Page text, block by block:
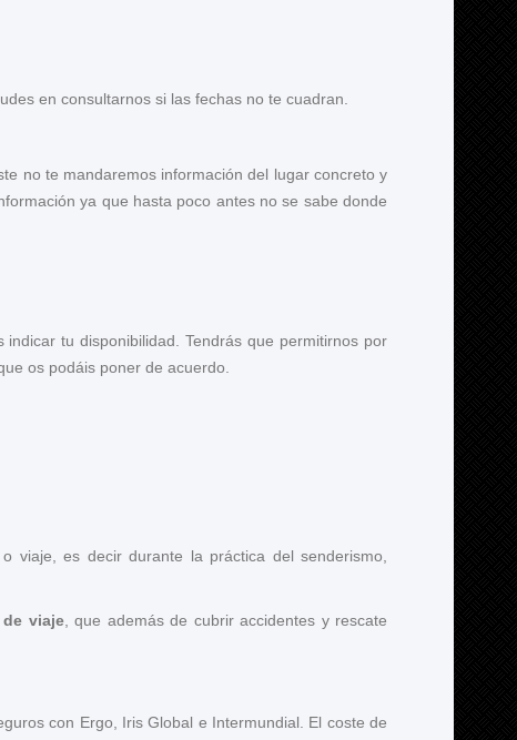
en consultarnos si las fechas no te cuadran.
no te mandaremos información del lugar concreto y
ya que hasta poco antes no se sabe donde
tu disponibilidad. Tendrás que permitirnos por
os podáis poner de acuerdo.
viaje, es decir durante la práctica del senderismo,
de viaje, que además de cubrir accidentes y rescate
con Ergo, Iris Global e Intermundial. El coste de